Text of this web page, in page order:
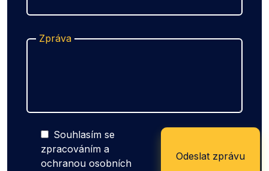
Zpráva
Souhlasím se
zpracováním a
ochranou osobních